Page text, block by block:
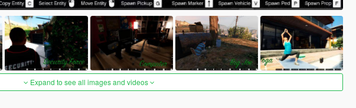
Expand to see all images and videos